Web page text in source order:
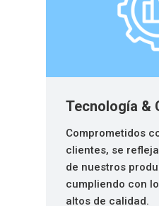
Tecnología &
Comprometidos
clientes, se
de nuestros
cumpliendo con
altos de calidad.